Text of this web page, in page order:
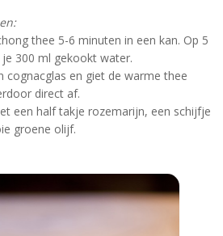
thee 5-6 minuten in een kan. Op 5
300 ml gekookt water.
cognacglas en giet de warme thee
direct af.
een half takje rozemarijn, een schijfje
groene olijf.